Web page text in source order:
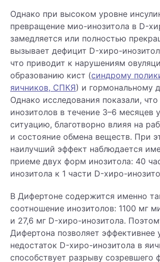
Однако при высоком уровне
превращение мио-инозитола в D-
замедляется или полностью
вызывает дефицит D-хиро-
что приводит к нарушениям
образованию кист (синдрому
яичников, СПКЯ) и гормональному
Однако исследования показали,
инозитолов в течение 3–6 месяцев
ситуацию, благотворно влияя на
и состояние обмена веществ. При
наилучший эффект наблюдается
приеме двух форм инозитола: 40
инозитола к 1 части D-хиро-
В Дифертоне содержится именно
соотношение инозитолов: 1100 мг
и 27,6 мг D-хиро-инозитола.
Дифертона позволяет эффективнее
недостаток D-хиро-инозитола в
способствует разрыву созревшего